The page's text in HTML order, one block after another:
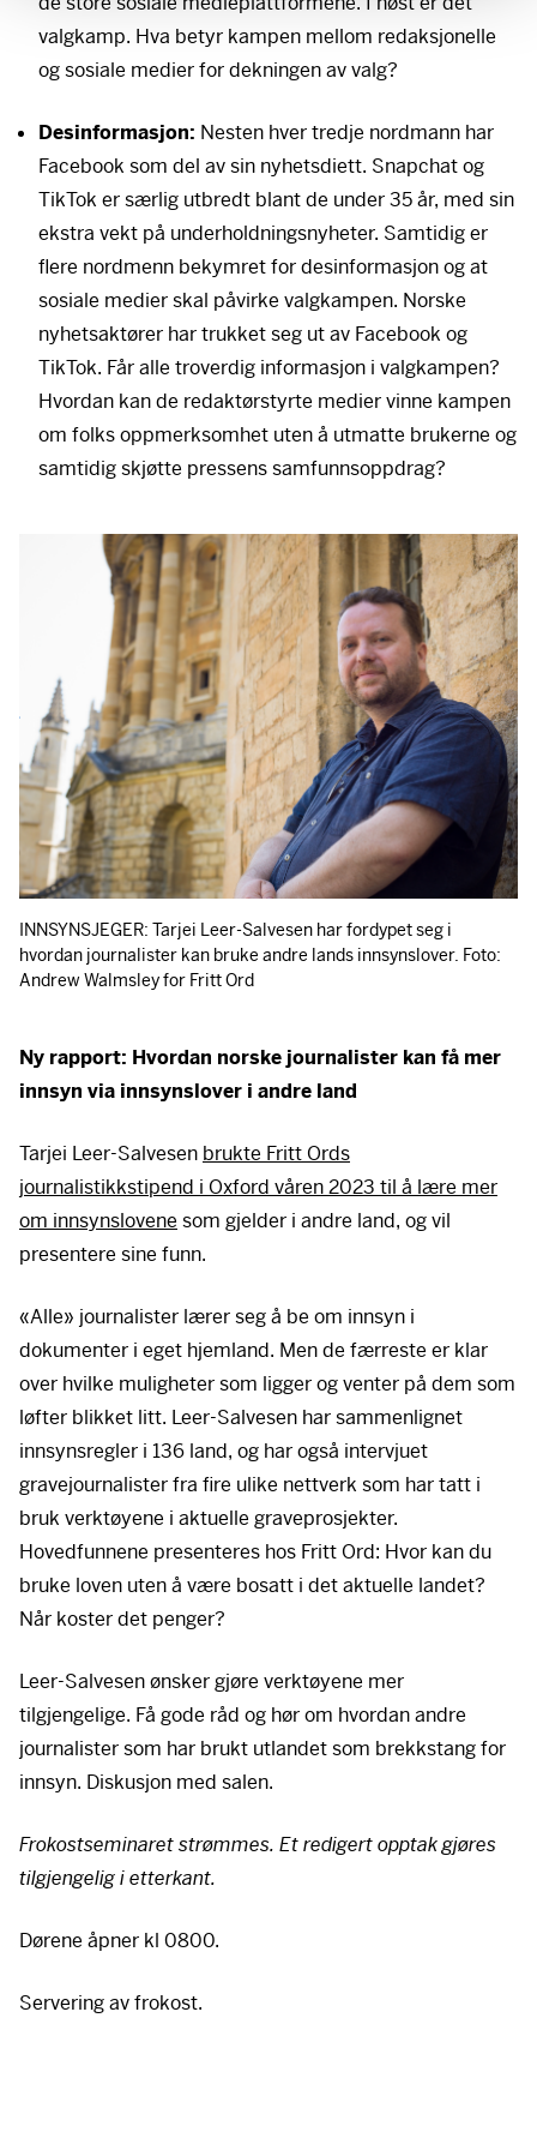
valgkamp. Hva betyr kampen mellom redaksjonelle
og sosiale medier for dekningen av valg?
Desinformasjon: Nesten hver tredje nordmann har
Facebook som del av sin nyhetsdiett. Snapchat og
TikTok er særlig utbredt blant de under 35 år, med sin
ekstra vekt på underholdningsnyheter. Samtidig er
flere nordmenn bekymret for desinformasjon og at
sosiale medier skal påvirke valgkampen. Norske
nyhetsaktører har trukket seg ut av Facebook og
TikTok. Får alle troverdig informasjon i valgkampen?
Hvordan kan de redaktørstyrte medier vinne kampen
om folks oppmerksomhet uten å utmatte brukerne og
samtidig skjøtte pressens samfunnsoppdrag?
INNSYNSJEGER: Tarjei Leer-Salvesen har fordypet seg i
hvordan journalister kan bruke andre lands innsynslover. Foto:
Andrew Walmsley for Fritt Ord
Ny rapport: Hvordan norske journalister kan få mer
innsyn via innsynslover i andre land
Tarjei Leer-Salvesen brukte Fritt Ords
journalistikkstipend i Oxford våren 2023 til å lære mer
om innsynslovene som gjelder i andre land, og vil
presentere sine funn.
«Alle» journalister lærer seg å be om innsyn i
dokumenter i eget hjemland. Men de færreste er klar
over hvilke muligheter som ligger og venter på dem som
løfter blikket litt. Leer-Salvesen har sammenlignet
innsynsregler i 136 land, og har også intervjuet
gravejournalister fra fire ulike nettverk som har tatt i
bruk verktøyene i aktuelle graveprosjekter.
Hovedfunnene presenteres hos Fritt Ord: Hvor kan du
bruke loven uten å være bosatt i det aktuelle landet?
Når koster det penger?
Leer-Salvesen ønsker gjøre verktøyene mer
tilgjengelige. Få gode råd og hør om hvordan andre
journalister som har brukt utlandet som brekkstang for
innsyn. Diskusjon med salen.
Frokostseminaret strømmes. Et redigert opptak gjøres
tilgjengelig i etterkant.
Dørene åpner kl 0800.
Servering av frokost.